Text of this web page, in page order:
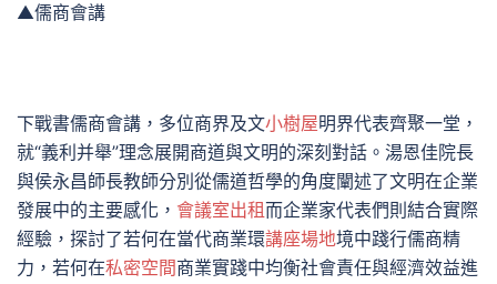
▲儒商會講
下戰書儒商會講，多位商界及文小樹屋明界代表齊聚一堂，
就“義利并舉”理念展開商道與文明的深刻對話。湯恩佳院長
與侯永昌師長教師分別從儒道哲學的角度闡述了文明在企業
發展中的主要感化， 會議室出租而企業家代表們則結合實際
經驗，探討了若何在當代商業環講座場地境中踐行儒商精
力，若何在私密空間商業實踐中均衡社會責任與經濟效益進